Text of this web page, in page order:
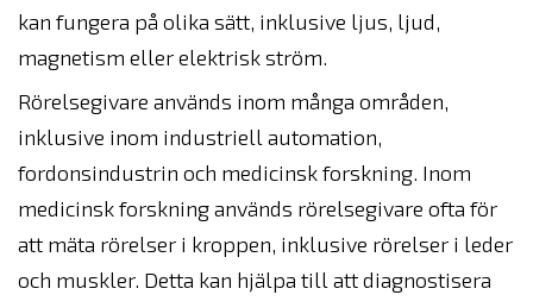
kan fungera på olika sätt, inklusive ljus, ljud,
magnetism eller elektrisk ström.
Rörelsegivare används inom många områden,
inklusive inom industriell automation,
fordonsindustrin och medicinsk forskning. Inom
medicinsk forskning används rörelsegivare ofta för
att mäta rörelser i kroppen, inklusive rörelser i leder
och muskler. Detta kan hjälpa till att diagnostisera